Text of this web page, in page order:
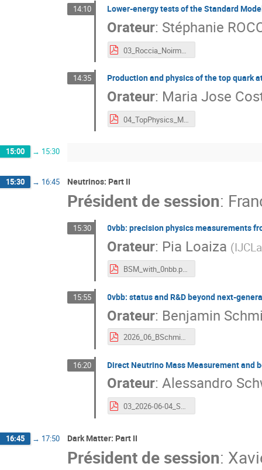
14:10 Lower-energy tests of the Standard
Orateur: Stéphanie
03_Roccia_Noirmoutier2026.pdf
14:35 Production and physics of the top quark
Orateur: Maria Jose
04_TopPhysics_MJCosta_04.06.2026.pdf
15:00 → 15:30
15:30 → 16:45 Neutrinos: Part II
Président de session:
15:30 0νbb: precision physics measurements
Orateur: Pia Loaiza (
BSM_with_0nbb.pdf
15:55 0νbb: status and R&D beyond next-
Orateur: Benjamin
2026_06_BSchmidt_Complete_Noirmoutier_DBD_PresentAndFuture.pdf
16:20 Direct Neutrino Mass Measurement and
Orateur:Alessandro
03_2026-06-04_Schwemmer_DirectNeutrinoMassAndBeyondWithKATRIN.pdf
16:45 → 17:50 Dark Matter: Part II
Président de session: